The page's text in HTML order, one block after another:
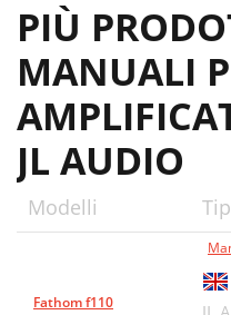
PIÙ
MANUALI
JL AUDIO
Modelli
Fathom f110